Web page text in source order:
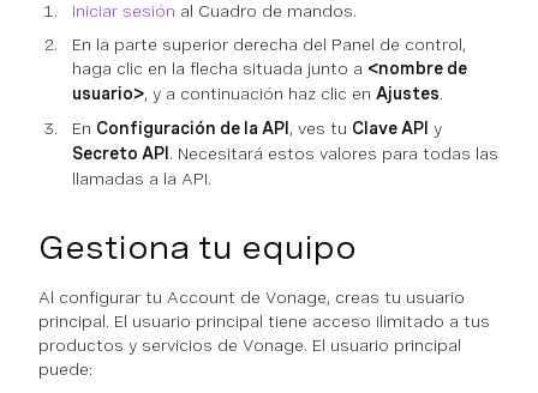
Iniciar sesión al Cuadro de mandos.
En la parte superior derecha del Panel de control,
haga clic en la flecha situada junto a <nombre de
usuario>, y a continuación haz clic en Ajustes.
En Configuración de la API , ves tu Clave API y
Secreto API . Necesitará estos valores para todas las
llamadas a la API.
Gestiona tu equipo
Al configurar tu Account de Vonage, creas tu usuario
principal. El usuario principal tiene acceso ilimitado a tus
productos y servicios de Vonage. El usuario principal
puede: